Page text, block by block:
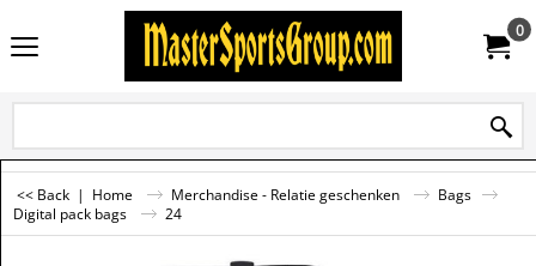
0
<< Back | Home Merchandise - Relatie geschenken
Bags
Digital pack bags
24